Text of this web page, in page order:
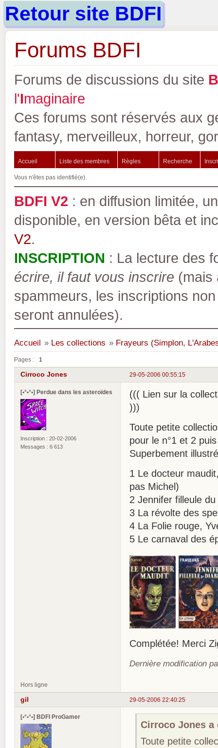
Retour site BDFI
Forums BDFI
Forums de discussions du site B
l'Imaginaire
Ces forums sont réservés aux
fantasy, merveilleux, horreur,
Accueil Liste des membres Règles Recherche
Vous n'êtes pas identifié(e).
BDFI V2 : en diffusion limitée,
disponible, en version bêta et
V2.
INSCRIPTION : La lecture des
écrire, il faut vous inscrire (mais
spammeurs, les inscriptions
seront annulées).
Accueil » Les collections » Frayeurs (Simplon,
Pages : 1
29-05-2006 00:55:15
Cirroco Jones
[•°•°•] Perdue dans les asteroïdes
Inscription : 20-02-2006
Messages : 6 613
((( Lien sur la
)))
Toute petite
pour le n°1 et 2
Superbement
1 Le docteur
pas Michel)
2 Jennifer filleule
3 La révolte des
4 La Folie rouge,
5 Le carnaval des
Complétée! Merci
Dernière modification
Hors ligne
29-05-2006 22:40:25
gil
[•°•°•] BDFI ProGamer
Cirroco Jones a
Toute petite